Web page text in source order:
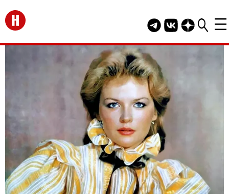
Перейти на главную
Telegram канал
Группа HELLO
Канал